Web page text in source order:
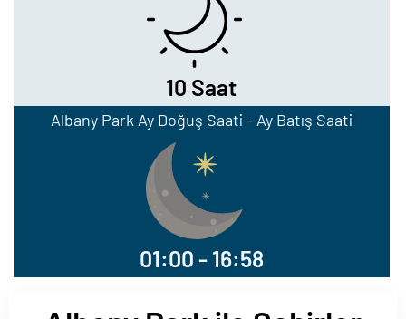
10 Saat
Albany Park Ay Doğuş Saati - Ay Batış Saati
01:00 - 16:58